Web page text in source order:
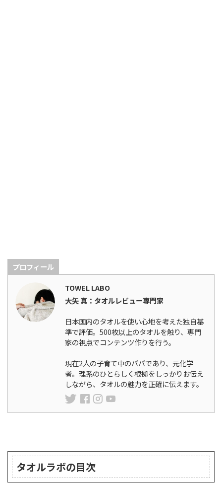
プロフィール
TOWEL LABO
大矢 真：タオルレビュー専門家
日本国内のタオルを使い心地を考えた独自基
準で評価。500枚以上のタオルを触り、専門
家の視点でコンテンツ作りを行う。
現在2人の子育て中のパパであり、元化学
者。理系のひとらしく根拠をしっかりお伝え
しながら、タオルの魅力を正確に伝えます。
タオルラボの目次